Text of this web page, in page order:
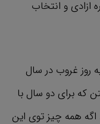
ازادی و انتخاب
روز غروب در سال
که برای دو سال با
اگه همه چیز توی این